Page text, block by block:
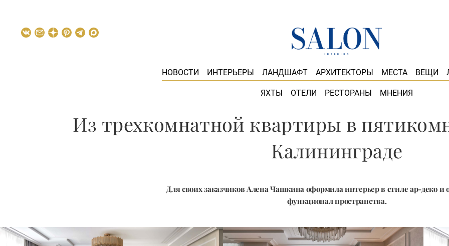
НОВОСТИ ИНТЕРЬЕРЫ ЛАНДШАФТ АРХИТЕКТОРЫ МЕСТА ВЕЩИ
ЯХТЫ ОТЕЛИ РЕСТОРАНЫ МНЕНИЯ
Из трехкомнатной квартиры в
Калининграде
Для своих заказчиков Алена Чашкина оформила интерьер в стиле ар-деко и
функционал пространства.